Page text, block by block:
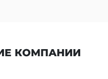
КОМПАНИИ